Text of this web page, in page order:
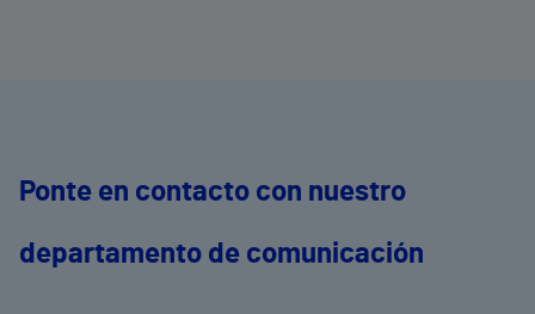
Ponte en contacto con nuestro
departamento de comunicación